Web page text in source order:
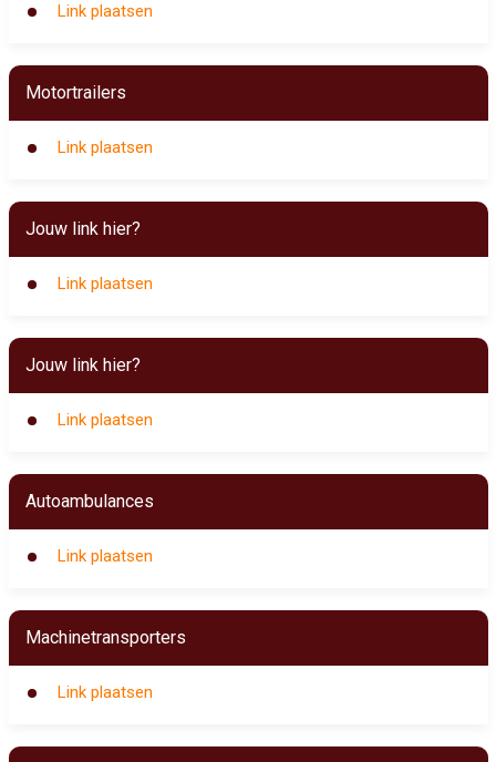
Link plaatsen
Motortrailers
Link plaatsen
Jouw link hier?
Link plaatsen
Jouw link hier?
Link plaatsen
Autoambulances
Link plaatsen
Machinetransporters
Link plaatsen